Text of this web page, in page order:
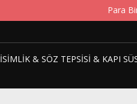
Para
İSIMLIK & SÖZ TEPSISI & KAPI